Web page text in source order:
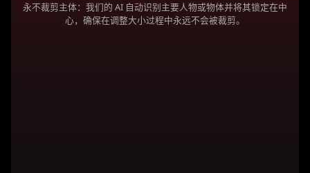
永不裁剪主体：我们的 AI 自动识别主要人物或物体并将其锁定在中
心，确保在调整大小过程中永远不会被裁剪。